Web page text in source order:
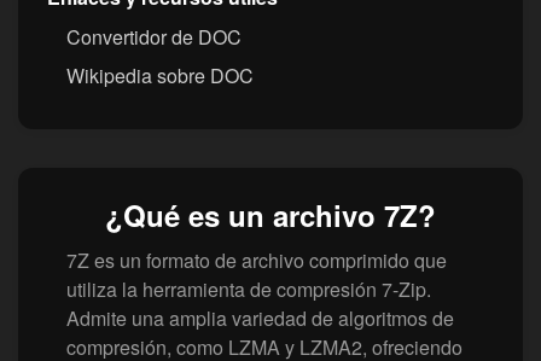
Convertidor de DOC
Wikipedia sobre DOC
¿Qué es un archivo 7Z?
7Z es un formato de archivo comprimido que
utiliza la herramienta de compresión 7-Zip.
Admite una amplia variedad de algoritmos de
compresión, como LZMA y LZMA2, ofreciendo